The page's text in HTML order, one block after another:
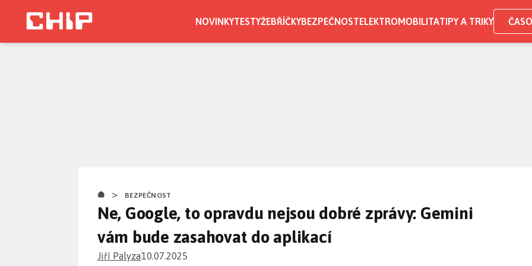
NOVINKYTESTYŽEBŘÍČKYBEZPEČNOSTELEKTROMOBILITATIPY A TRIKY
> BEZPEČNOST
Ne, Google, to opravdu nejsou dobré zprávy: Gemini
vám bude zasahovat do aplikací
Jiří Palyza10.07.2025